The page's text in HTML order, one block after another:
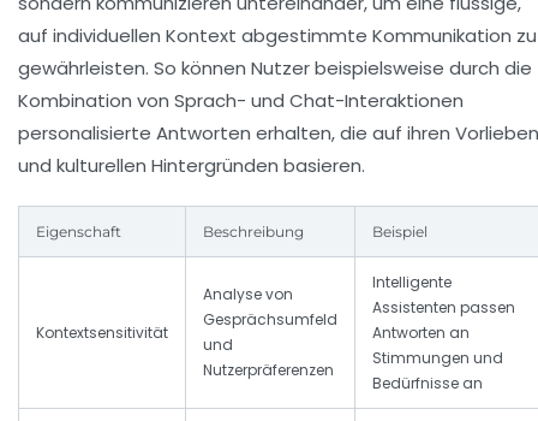
auf individuellen Kontext abgestimmte Kommunikation zu
gewährleisten. So können Nutzer beispielsweise durch die
Kombination von Sprach- und Chat-Interaktionen
personalisierte Antworten erhalten, die auf ihren Vorlieben
und kulturellen Hintergründen basieren.
Eigenschaft Beschreibung Beispiel
Kontextsensitivität
Analyse von
Gesprächsumfeld
und
Nutzerpräferenzen
Intelligente
Assistenten passen
Antworten an
Stimmungen und
Bedürfnisse an